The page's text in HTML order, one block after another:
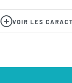
VOIR LES